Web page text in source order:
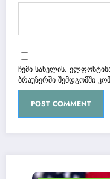
ჩემი სახელის.
ბრაუზერში შემდგომში